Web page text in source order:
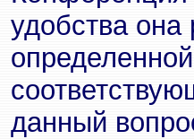
удобства
данный